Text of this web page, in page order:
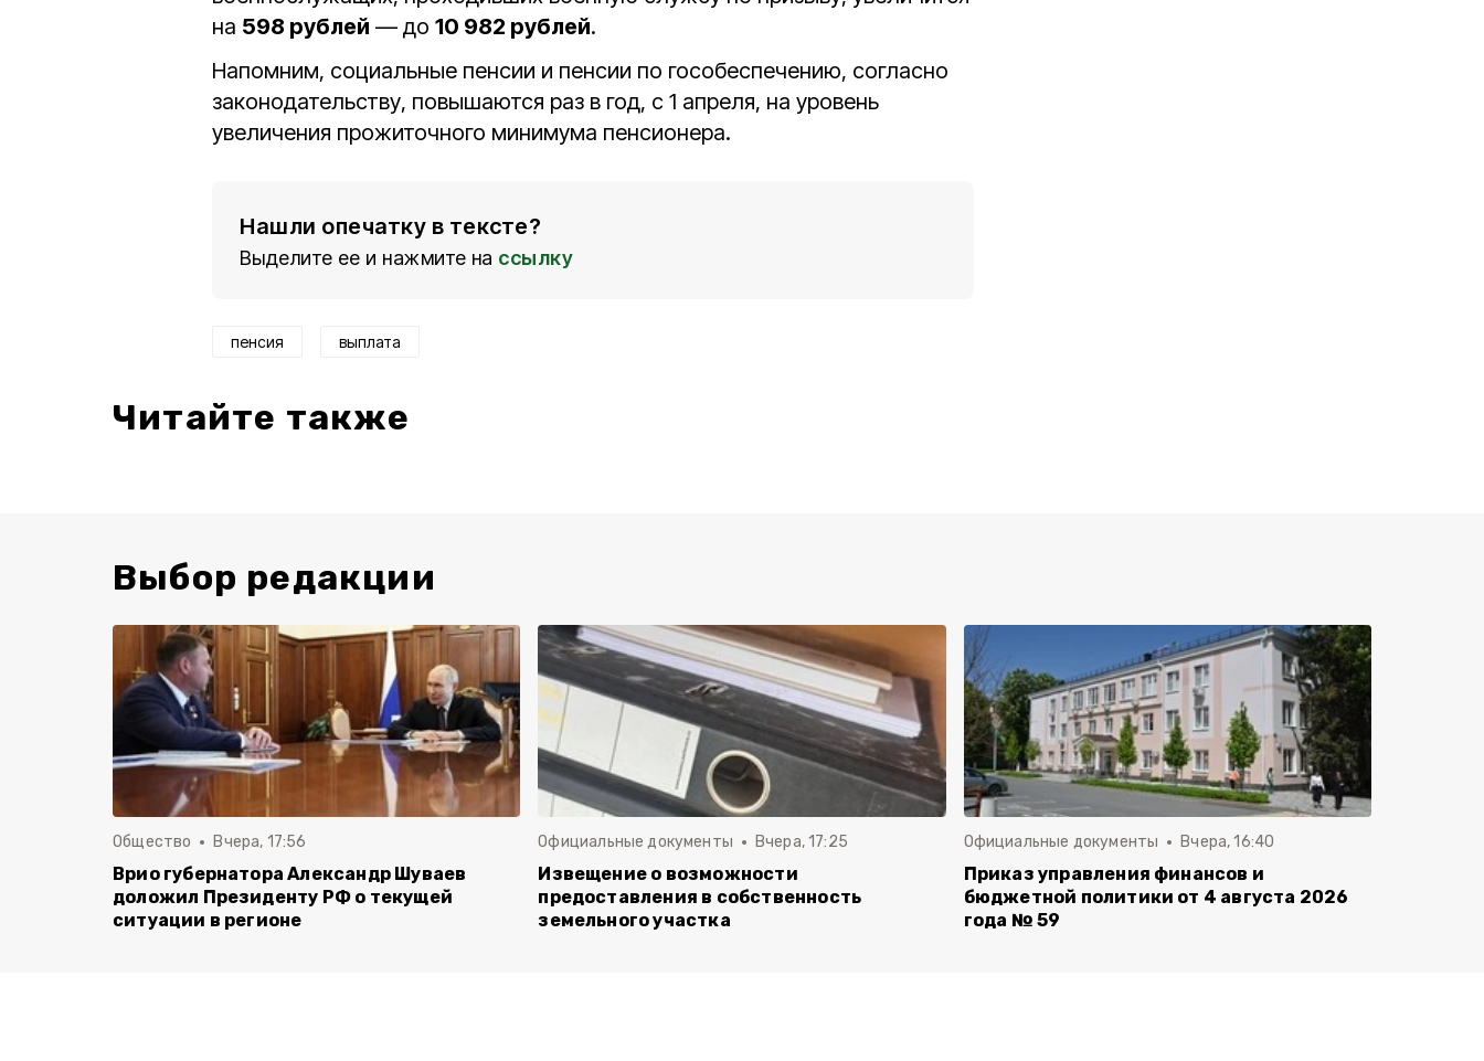
на 598 рублей — до 10 982 рублей.
Напомним, социальные пенсии и пенсии по гособеспечению, согласно
законодательству, повышаются раз в год, с 1 апреля, на уровень
увеличения прожиточного минимума пенсионера.
Нашли опечатку в тексте?
Выделите ее и нажмите на ссылку
пенсия выплата
Читайте также
Выбор редакции
Общество Вчера, 17:56
Врио губернатора Александр Шуваев
доложил Президенту РФ о текущей
ситуации в регионе
Официальные документы Вчера, 17:25
Извещение о возможности
предоставления в собственность
земельного участка
Официальные документы Вчера, 16:40
Приказ управления финансов и
бюджетной политики от 4 августа 2026
года № 59